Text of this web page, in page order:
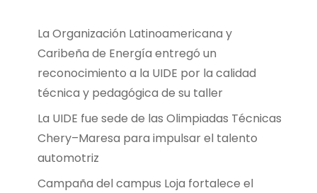
La Organización Latinoamericana y
Caribeña de Energía entregó un
reconocimiento a la UIDE por la calidad
técnica y pedagógica de su taller
La UIDE fue sede de las Olimpiadas Técnicas
Chery–Maresa para impulsar el talento
automotriz
Campaña del campus Loja fortalece el